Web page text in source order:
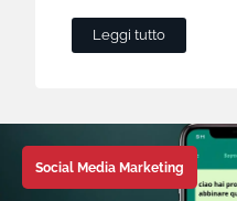
Leggi tutto
Social Media Marketing